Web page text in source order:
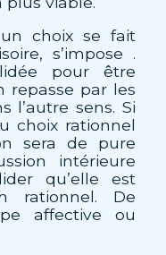
choix se fait
s’impose .
pour être
repasse par les
l’autre sens. Si
choix rationnel
sera de pure
intérieure
qu’elle est
rationnel. De
affective ou